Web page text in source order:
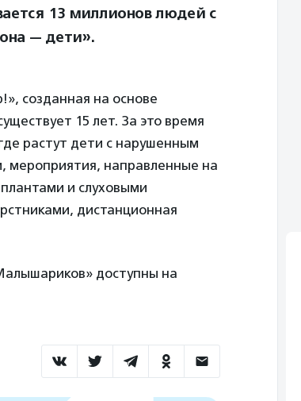
13 миллионов людей с
— дети».
созданная на основе
15 лет. За это время
растут дети с нарушенным
мероприятия, направленные на
и слуховыми
дистанционная
доступны на